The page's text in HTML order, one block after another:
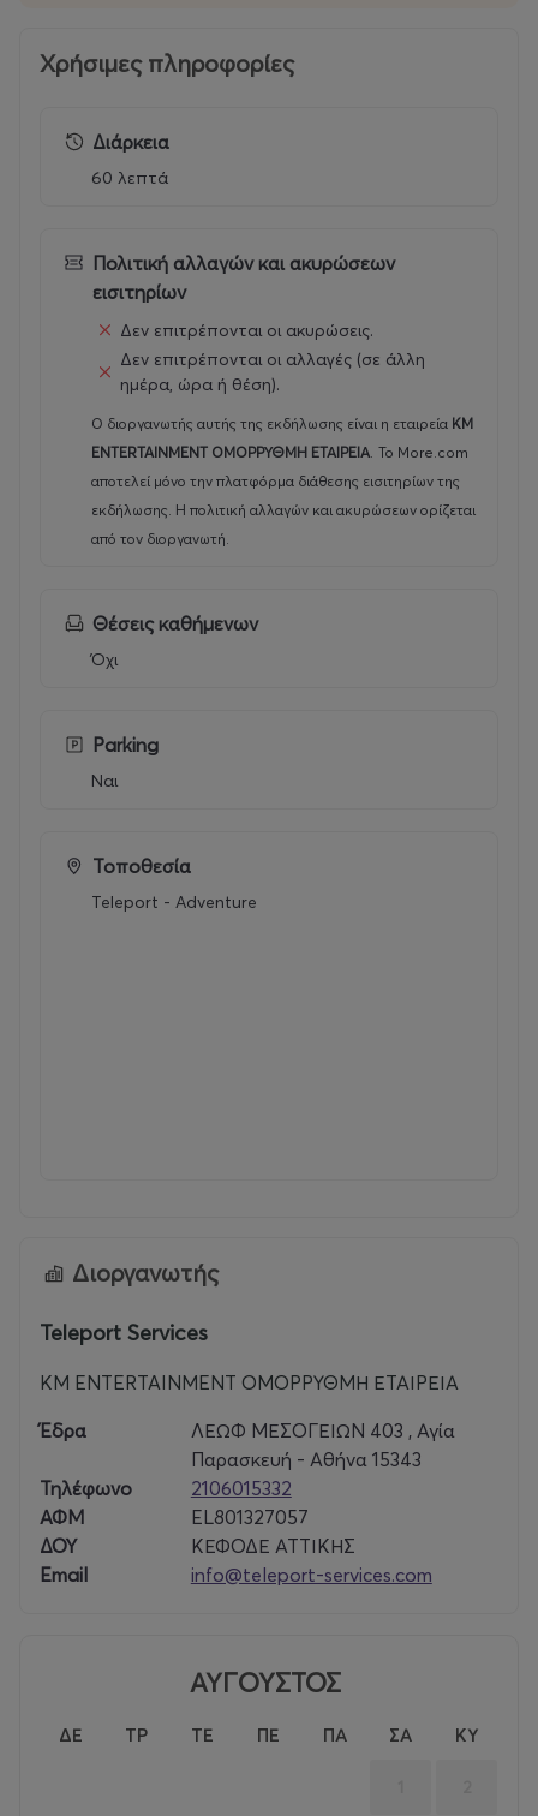
Χρήσιμες πληροφορίες
Διάρκεια
60 λεπτά
Πολιτική αλλαγών και ακυρώσεων
εισιτηρίων
Δεν επιτρέπονται οι ακυρώσεις.
Δεν επιτρέπονται οι αλλαγές (σε άλλη
ημέρα, ώρα ή θέση).
Ο διοργανωτής αυτής της εκδήλωσης είναι η εταιρεία KM
ENTERTAINMENT ΟΜΟΡΡΥΘΜΗ ΕΤΑΙΡΕΙΑ. Το More.com
αποτελεί μόνο την πλατφόρμα διάθεσης εισιτηρίων της
εκδήλωσης. Η πολιτική αλλαγών και ακυρώσεων ορίζεται
από τον διοργανωτή.
Θέσεις καθήμενων
Όχι
Parking
Ναι
Τοποθεσία
Teleport - Adventure
Διοργανωτής
Teleport Services
KM ENTERTAINMENT ΟΜΟΡΡΥΘΜΗ ΕΤΑΙΡΕΙΑ
Έδρα
ΛΕΩΦ ΜΕΣΟΓΕΙΩΝ 403 , Αγία
Παρασκευή - Αθήνα 15343
Τηλέφωνο
2106015332
ΑΦΜ
EL801327057
ΔΟΥ
ΚΕΦΟΔΕ ΑΤΤΙΚΗΣ
Email
info@teleport-services.com
ΑΥΓΟΥΣΤΟΣ
ΔΕ ΤΡ ΤΕ ΠΕ ΠΑ ΣΑ ΚΥ